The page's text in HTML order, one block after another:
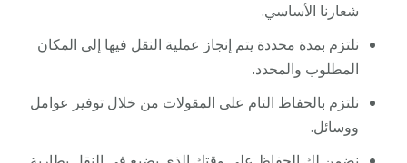
شعارنا الأساسي.
نلتزم بمدة محددة يتم إنجاز عملية النقل فيها إلى المكان
المطلوب والمحدد.
نلتزم بالحفاظ التام على المقولات من خلال توفير عوامل
ووسائل.